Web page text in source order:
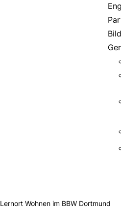
Lernort Wohnen im BBW Dortmund